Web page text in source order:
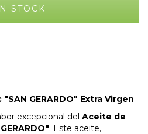
GERARDO" Extra Virgen
excepcional del Aceite de
. Este aceite,